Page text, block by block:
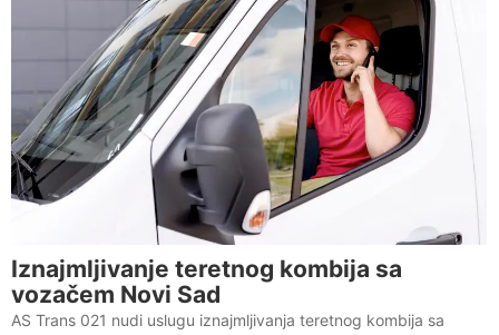
Iznajmljivanje teretnog kombija sa
vozačem Novi Sad
AS Trans 021 nudi uslugu iznajmljivanja teretnog kombija sa